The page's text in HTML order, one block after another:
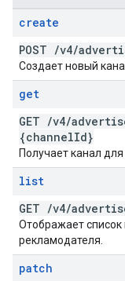
create
POST /v4/
Создает новый
get
GET /v4/
{channelId}
Получает канал
list
GET /v4/
Отображает список
рекламодателя.
patch